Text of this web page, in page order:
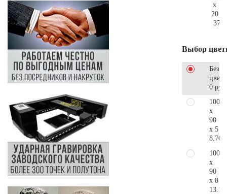
x
20
Выбор
Без
0 руб.
100
x
90
x 5
100
x
90
x 8